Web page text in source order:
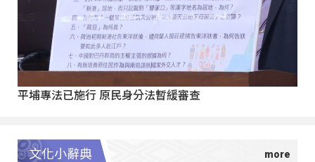
平埔專法已施行 原民身分法暫緩審查
文化小辭典